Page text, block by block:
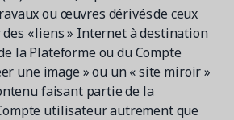
ou œuvres dérivés de ceux
des « liens » Internet à destination
la Plateforme ou du Compte
une image » ou un « site miroir »
faisant partie de la
utilisateur autrement que